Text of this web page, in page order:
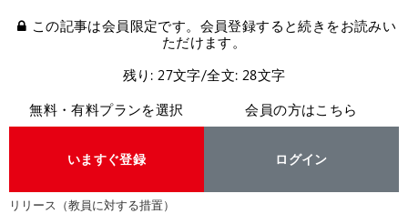
この記事は会員限定です。会員登録すると続きをお読みい
ただけます。
残り: 27文字/全文: 28文字
無料・有料プランを選択
いますぐ登録
会員の方はこちら
ログイン
リリース（教員に対する措置）